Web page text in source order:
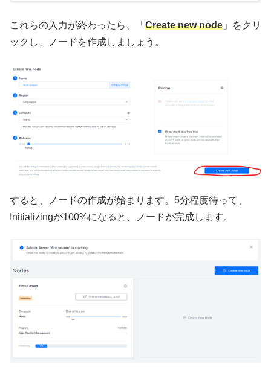
これらの入力が終わったら、「 Create new node 」をクリ
ックし、ノードを作成しましょう。
すると、ノードの作成が始まります。5分程度待って、
Initializingが100%になると、ノードが完成します。